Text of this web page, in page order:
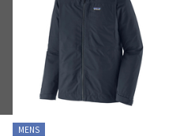
MENS